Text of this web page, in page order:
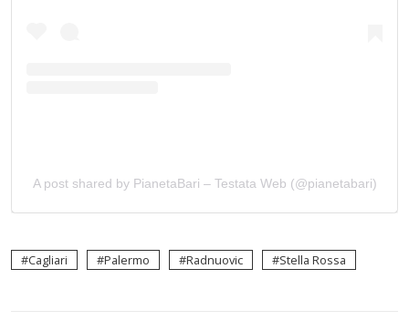
A post shared by PianetaBari – Testata Web (@pianetabari)
Cagliari Palermo Radnuovic Stella Rossa